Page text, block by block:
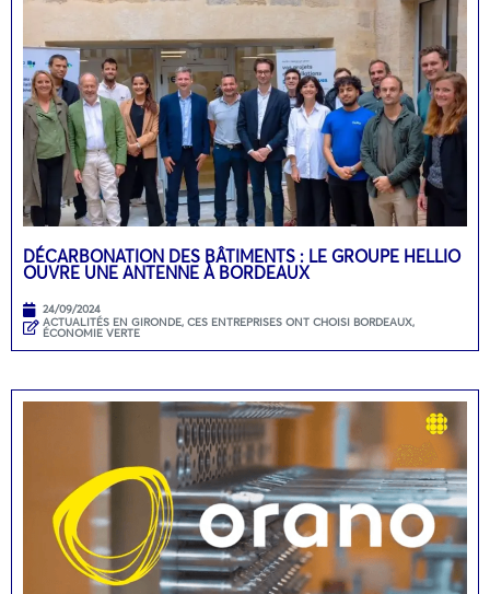
DÉCARBONATION DES BÂTIMENTS : LE GROUPE HELLIO
OUVRE UNE ANTENNE À BORDEAUX
24/09/2024
ACTUALITÉS EN GIRONDE, CES ENTREPRISES ONT CHOISI BORDEAUX,
ÉCONOMIE VERTE